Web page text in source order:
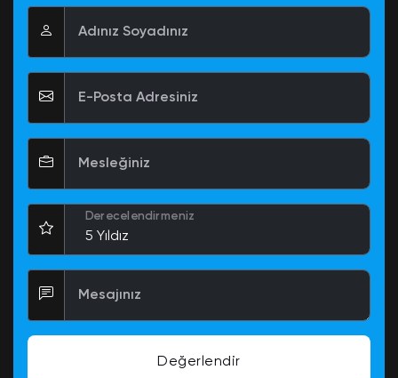
Adınız Soyadınız
E-Posta Adresiniz
Mesleğiniz
Derecelendirmeniz
Mesajınız
Değerlendir